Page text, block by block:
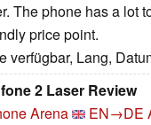
The phone has a lot
price point.
verfügbar, Lang,
2 Laser Review
Arena EN→DE